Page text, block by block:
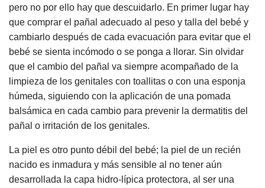
pero no por ello hay que descuidarlo. En primer lugar hay
que comprar el pañal adecuado al peso y talla del bebé y
cambiarlo después de cada evacuación para evitar que el
bebé se sienta incómodo o se ponga a llorar. Sin olvidar
que el cambio del pañal va siempre acompañado de la
limpieza de los genitales con toallitas o con una esponja
húmeda, siguiendo con la aplicación de una pomada
balsámica en cada cambio para prevenir la dermatitis del
pañal o irritación de los genitales.
La piel es otro punto débil del bebé; la piel de un recién
nacido es inmadura y más sensible al no tener aún
desarrollada la capa hidro-lípica protectora, al ser una